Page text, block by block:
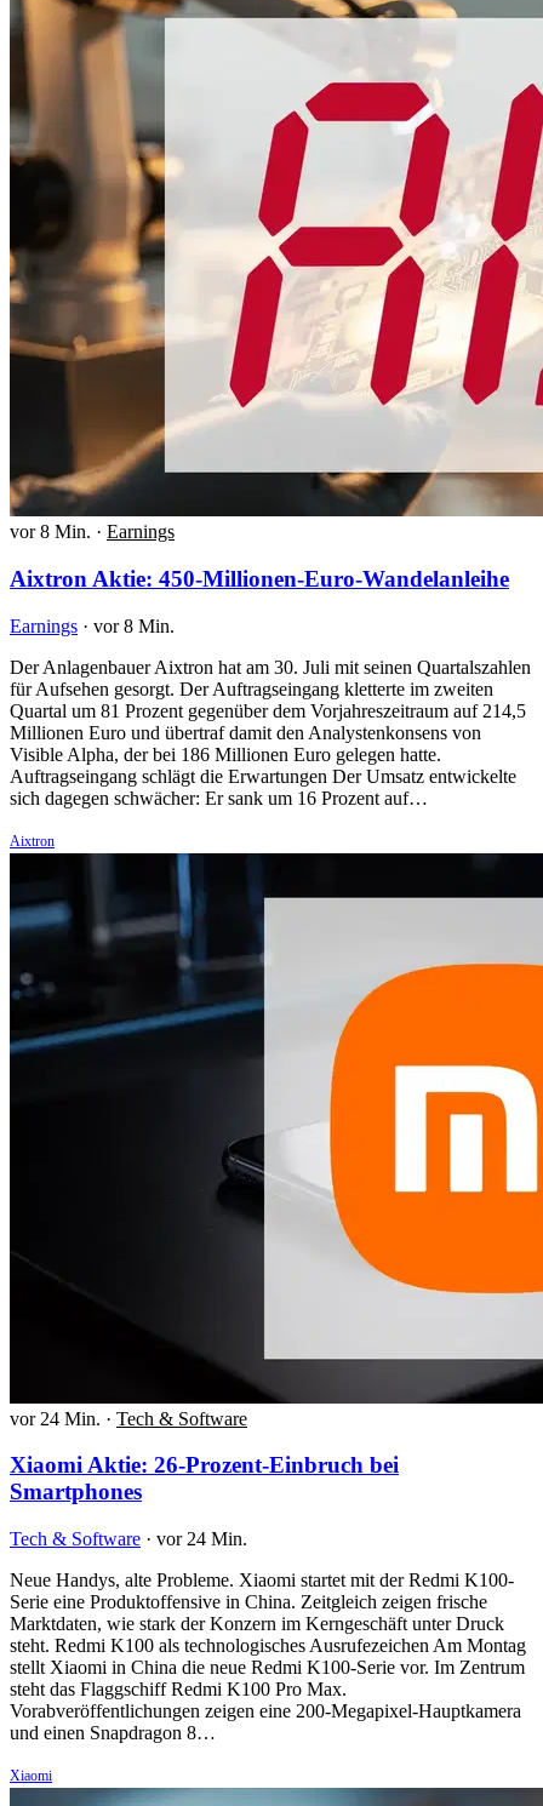
vor 8 Min. · Earnings
Aixtron Aktie: 450-Millionen-Euro-Wandelanleihe
Earnings · vor 8 Min.
Der Anlagenbauer Aixtron hat am 30. Juli mit seinen Quartalszahlen
für Aufsehen gesorgt. Der Auftragseingang kletterte im zweiten
Quartal um 81 Prozent gegenüber dem Vorjahreszeitraum auf 214,5
Millionen Euro und übertraf damit den Analystenkonsens von
Visible Alpha, der bei 186 Millionen Euro gelegen hatte.
Auftragseingang schlägt die Erwartungen Der Umsatz entwickelte
sich dagegen schwächer: Er sank um 16 Prozent auf…
Aixtron
vor 24 Min. · Tech & Software
Xiaomi Aktie: 26-Prozent-Einbruch bei
Smartphones
Tech & Software · vor 24 Min.
Neue Handys, alte Probleme. Xiaomi startet mit der Redmi K100-
Serie eine Produktoffensive in China. Zeitgleich zeigen frische
Marktdaten, wie stark der Konzern im Kerngeschäft unter Druck
steht. Redmi K100 als technologisches Ausrufezeichen Am Montag
stellt Xiaomi in China die neue Redmi K100-Serie vor. Im Zentrum
steht das Flaggschiff Redmi K100 Pro Max.
Vorabveröffentlichungen zeigen eine 200-Megapixel-Hauptkamera
und einen Snapdragon 8…
Xiaomi